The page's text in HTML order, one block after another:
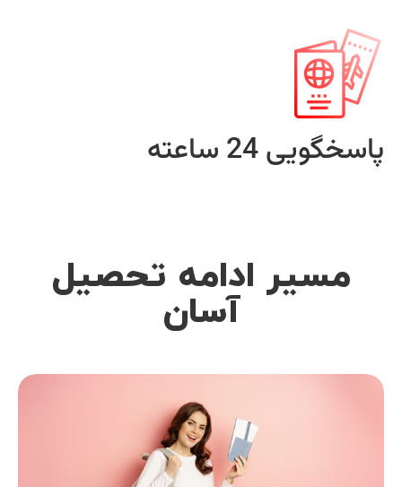
پاسخگویی 24 ساعته
مسیر ادامه تحصیل
آسان